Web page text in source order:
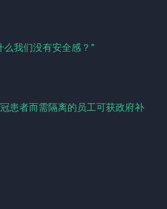
么我们没有安全感？”
患者而需隔离的员工可获政府补